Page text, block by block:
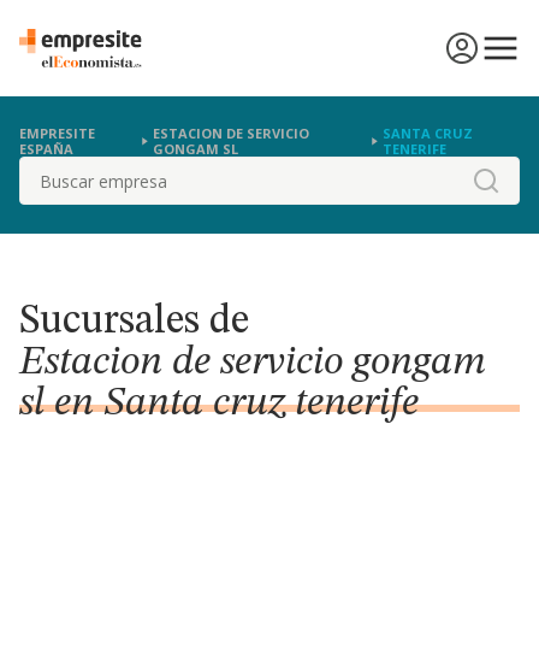
EMPRESITE
ESPAÑA
ESTACION DE SERVICIO
GONGAM SL
SANTA CRUZ
TENERIFE
Buscar
Sucursales de
Estacion de servicio gongam
sl en Santa cruz tenerife